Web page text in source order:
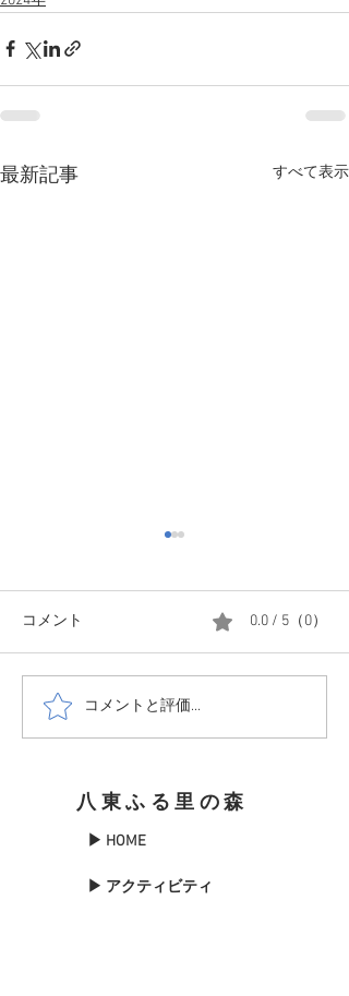
最新記事 すべて表示
1214☃️少し小降りにはな
ったけど
コメント 0.0 / 5（0）
コメントと評価...
八東ふる里の森
▶ HOME
▶ アクティビティ